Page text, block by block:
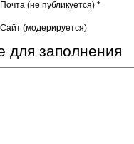
Почта (не публикуется) *
Сайт (модерируется)
для заполнения